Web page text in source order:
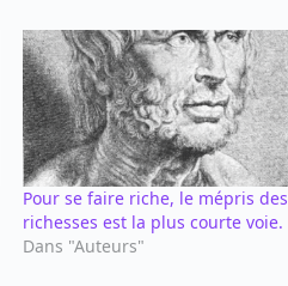
Pour se faire riche, le mépris des
richesses est la plus courte voie.
Dans "Auteurs"